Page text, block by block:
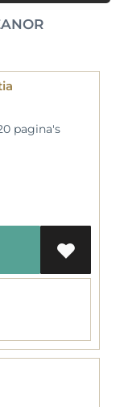
pagina's